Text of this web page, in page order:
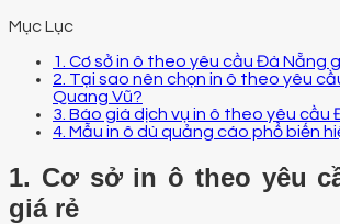
Mục Lục
1. Cơ sở in ô theo yêu cầu Đà Nẵng
2. Tại sao nên chọn in ô theo yêu
Quang Vũ?
3. Báo giá dịch vụ in ô theo yêu cầu
4. Mẫu in ô dù quảng cáo phổ biến
1. Cơ sở in ô theo yêu
giá rẻ